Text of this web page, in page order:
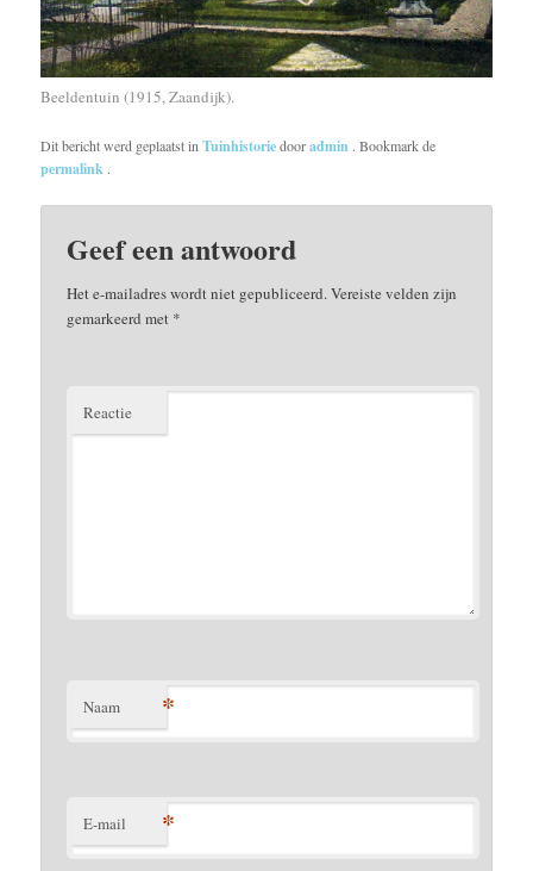
Beeldentuin (1915, Zaandijk).
Dit bericht werd geplaatst inTuinhistoriedooradmin . Bookmark de
permalink .
Geef een antwoord
Het e-mailadres wordt niet gepubliceerd.Vereiste velden zijn
gemarkeerd met *
Reactie
Naam *
E-mail *